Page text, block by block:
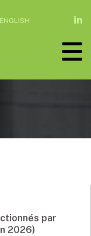
ENGLISH
par
2026)